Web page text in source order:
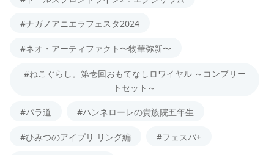
#ナガノアニエラフェスタ2024
#ネオ・アーティファクト〜物華弥新〜
#ねこぐらし。第壱回おもてなしロワイヤル ～コンプリー
トセット～
#パラ道 #ハンネローレの貴族院五年生
#ひみつのアイプリ リング編 #フェスバ+